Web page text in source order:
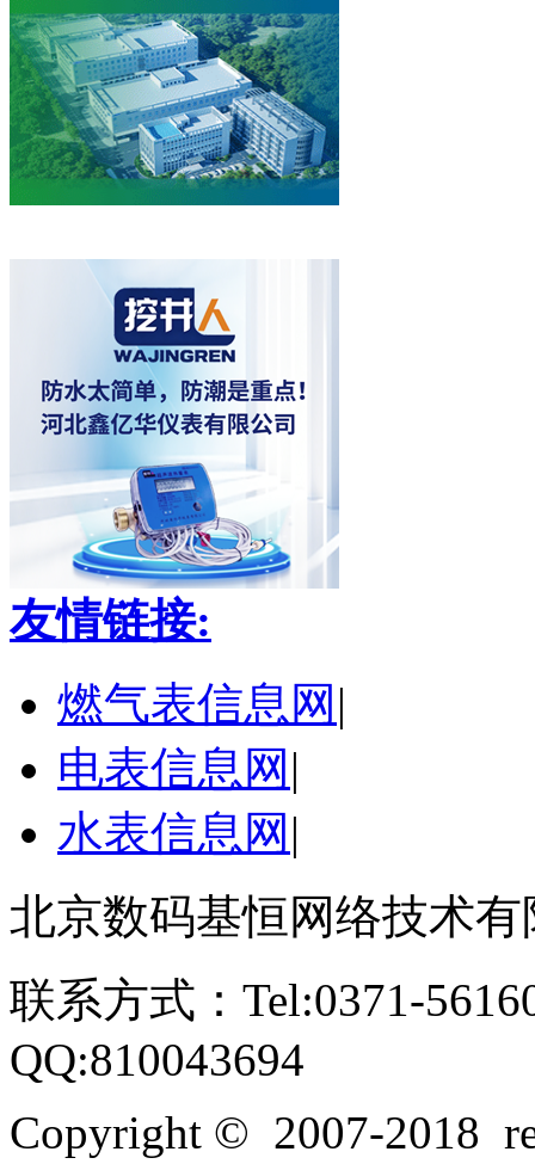
友情链接:
燃气表信息网 |
电表信息网 |
水表信息网 |
北京数码基恒网络技术有
联系方式：Tel:0371-
QQ:810043694
Copyright © 2007-2018